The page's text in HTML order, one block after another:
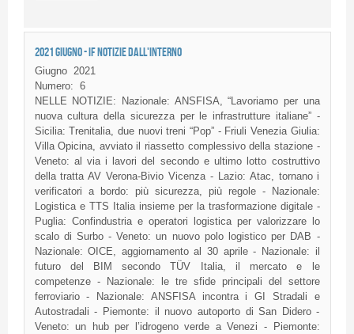
2021 GIUGNO - IF NOTIZIE DALL'INTERNO
Giugno
2021
Numero: 6
NELLE NOTIZIE: Nazionale: ANSFISA, “Lavoriamo per una
nuova cultura della sicurezza per le infrastrutture italiane” -
Sicilia: Trenitalia, due nuovi treni “Pop” - Friuli Venezia Giulia:
Villa Opicina, avviato il riassetto complessivo della stazione -
Veneto: al via i lavori del secondo e ultimo lotto costruttivo
della tratta AV Verona-Bivio Vicenza - Lazio: Atac, tornano i
verificatori a bordo: più sicurezza, più regole - Nazionale:
Logistica e TTS Italia insieme per la trasformazione digitale -
Puglia: Confindustria e operatori logistica per valorizzare lo
scalo di Surbo - Veneto: un nuovo polo logistico per DAB -
Nazionale: OICE, aggiornamento al 30 aprile - Nazionale: il
futuro del BIM secondo TÜV Italia, il mercato e le
competenze - Nazionale: le tre sfide principali del settore
ferroviario - Nazionale: ANSFISA incontra i GI Stradali e
Autostradali - Piemonte: il nuovo autoporto di San Didero -
Veneto: un hub per l’idrogeno verde a Venezi - Piemonte: